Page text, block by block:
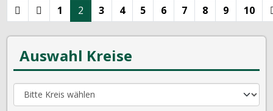
1 2 3 4 5 6 7 8 9 10
Auswahl Kreise